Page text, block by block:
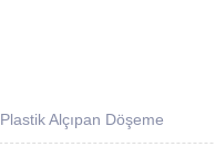
Plastik Alçıpan Döşeme